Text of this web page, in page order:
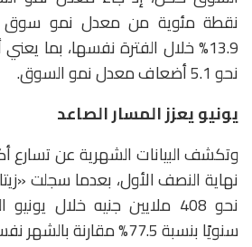
نقطة مئوية من معدل نمو سوق
13.9% خلال الفترة نفسها، بما
نحو 5.1 أضعاف معدل نمو السوق.
يونيو يعزز المسار الصاعد
وتكشف البيانات الشهرية عن تسارع
نهاية النصف الأول، بعدما سجلت
نحو 408 ملايين جنيه خلال
سنويًا بنسبة 77.5% مقارنة بالشهر نفسه من عام 2025.